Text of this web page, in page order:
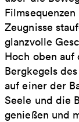
Zeugnisse
glanzvolle
Hoch oben auf
Bergkegels
auf einer der
Seele und die
genießen und